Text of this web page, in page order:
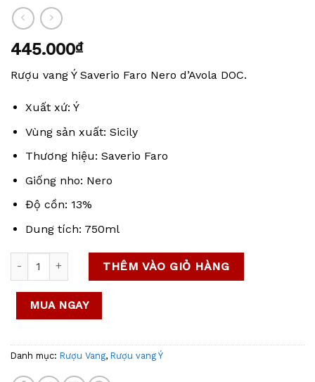
445.000₫
Rượu vang Ý Saverio Faro Nero d’Avola DOC.
Xuất xứ: Ý
Vùng sản xuất: Sicily
Thương hiệu: Saverio Faro
Giống nho: Nero
Độ cồn: 13%
Dung tích: 750ml
Rượu vang Ý Saverio Faro Nero d’Avola DOC số lượng
THÊM VÀO GIỎ HÀNG
MUA NGAY
Danh mục: Rượu Vang, Rượu vang Ý